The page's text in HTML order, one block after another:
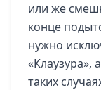
или же
конце
нужно
«Клаузура»,
таких